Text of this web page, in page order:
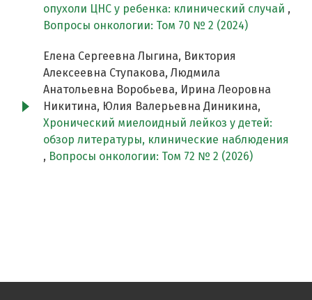
опухоли ЦНС у ребенка: клинический случай ,
Вопросы онкологии: Том 70 № 2 (2024)
Елена Сергеевна Лыгина, Виктория
Алексеевна Ступакова, Людмила
Анатольевна Воробьева, Ирина Леоровна
Никитина, Юлия Валерьевна Диникина,
Хронический миелоидный лейкоз у детей:
обзор литературы, клинические наблюдения
, Вопросы онкологии: Том 72 № 2 (2026)